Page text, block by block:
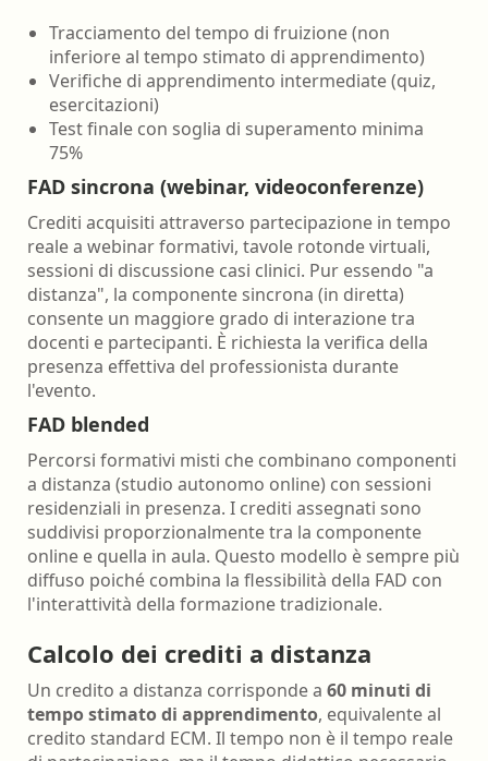
Tracciamento del tempo di fruizione (non
inferiore al tempo stimato di apprendimento)
Verifiche di apprendimento intermediate (quiz,
esercitazioni)
Test finale con soglia di superamento minima
75%
FAD sincrona (webinar, videoconferenze)
Crediti acquisiti attraverso partecipazione in tempo
reale a webinar formativi, tavole rotonde virtuali,
sessioni di discussione casi clinici. Pur essendo "a
distanza", la componente sincrona (in diretta)
consente un maggiore grado di interazione tra
docenti e partecipanti. È richiesta la verifica della
presenza effettiva del professionista durante
l'evento.
FAD blended
Percorsi formativi misti che combinano componenti
a distanza (studio autonomo online) con sessioni
residenziali in presenza. I crediti assegnati sono
suddivisi proporzionalmente tra la componente
online e quella in aula. Questo modello è sempre più
diffuso poiché combina la flessibilità della FAD con
l'interattività della formazione tradizionale.
Calcolo dei crediti a distanza
Un credito a distanza corrisponde a 60 minuti di
tempo stimato di apprendimento, equivalente al
credito standard ECM. Il tempo non è il tempo reale